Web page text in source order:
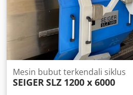
Mesin bubut terkendali siklus
SEIGER SLZ 1200 x 6000